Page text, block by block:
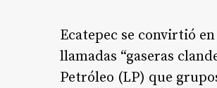
Ecatepec se convirtió
llamadas “gaseras
Petróleo (LP) que